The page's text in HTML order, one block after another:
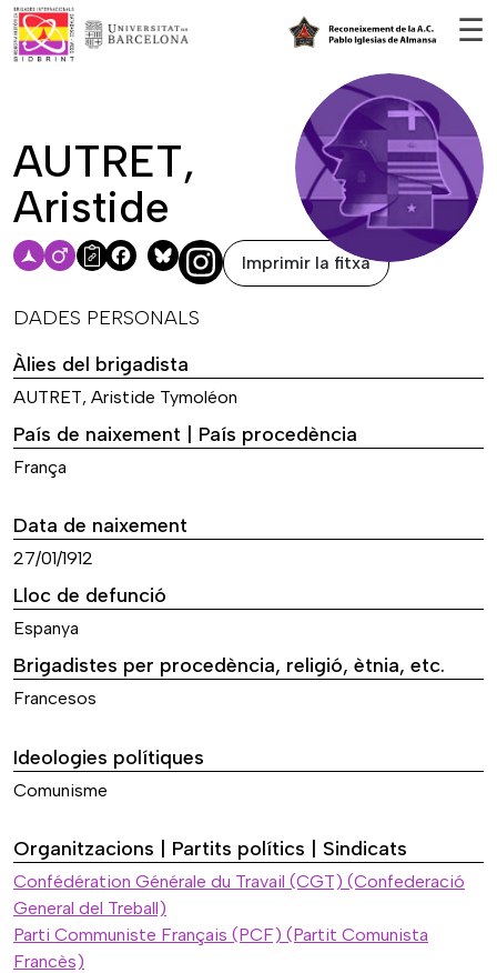
☰
AUTRET,
Aristide
Facebook
Bluesky Imprimir la fitxa
DADES PERSONALS
Àlies del brigadista
AUTRET, Aristide Tymoléon
País de naixement | País procedència
França
Data de naixement
27/01/1912
Lloc de defunció
Espanya
Brigadistes per procedència, religió, ètnia, etc.
Francesos
Ideologies polítiques
Comunisme
Organitzacions | Partits polítics | Sindicats
Confédération Générale du Travail (CGT) (Confederació
General del Treball)
Parti Communiste Français (PCF) (Partit Comunista
Francès)